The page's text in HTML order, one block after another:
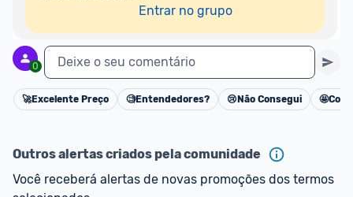
Entrar no grupo
0 Deixe o seu comentário
Cancelar
🚀Excelente Preço 🧐Entendedores? 😢 Não Consegui 🤩
Outros alertas criados pela comunidade
Você receberá alertas de novas promoções dos termos